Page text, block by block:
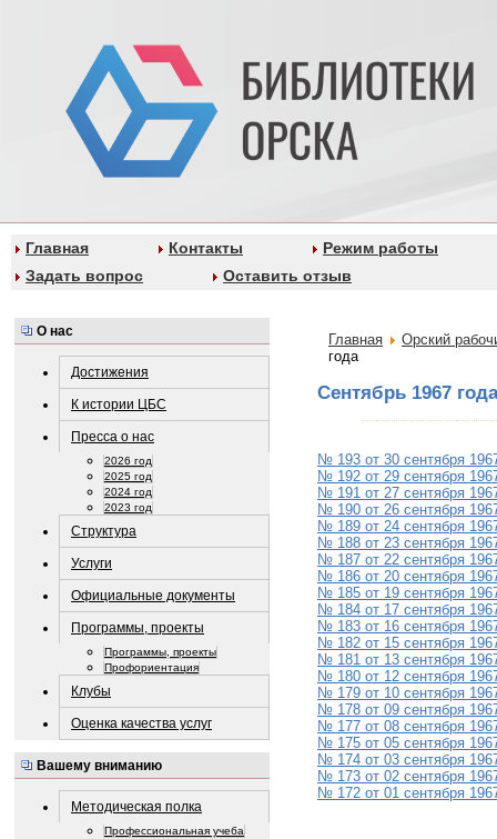
Главная Контакты
Режим работы
Задать вопрос
Оставить отзыв
О нас
Достижения
К истории ЦБС
Пресса о нас
2026 год
2025 год
2024 год
2023 год
Структура
Услуги
Официальные документы
Программы, проекты
Программы, проекты
Профориентация
Клубы
Оценка качества услуг
Вашему вниманию
Методическая полка
Профессиональная учеба
Главная
Орский
года
Сентябрь 1967 года
№ 193 от 30 сентября
№ 192 от 29 сентября
№ 191 от 27 сентября
№ 190 от 26 сентября
№ 189 от 24 сентября
№ 188 от 23 сентября
№ 187 от 22 сентября
№ 186 от 20 сентября
№ 185 от 19 сентября
№ 184 от 17 сентября
№ 183 от 16 сентября
№ 182 от 15 сентября
№ 181 от 13 сентября
№ 180 от 12 сентября
№ 179 от 10 сентября
№ 178 от 09 сентября
№ 177 от 08 сентября
№ 175 от 05 сентября
№ 174 от 03 сентября
№ 173 от 02 сентября
№ 172 от 01 сентября